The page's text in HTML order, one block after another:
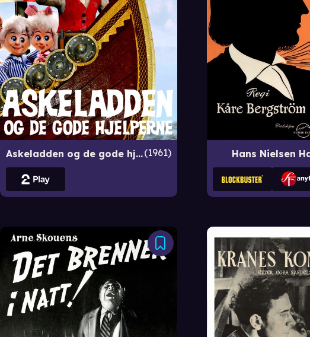
Askeladden og de gode hjelperne 1961 Hans Nielsen